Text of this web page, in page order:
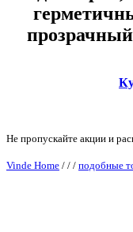
Не пропускайте акции и
Vinde Home / / / подобные